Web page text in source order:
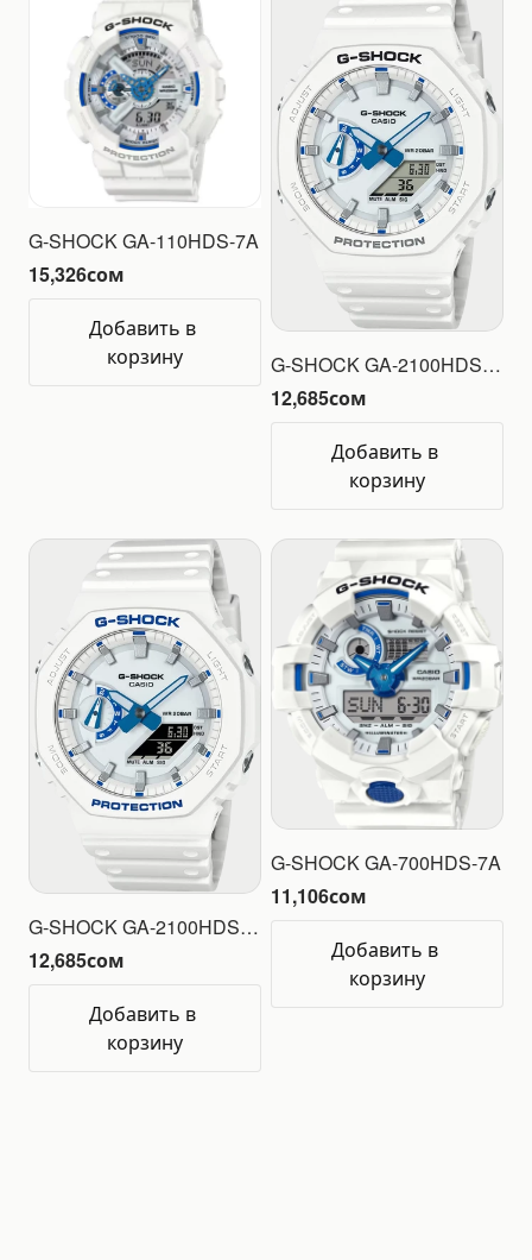
G-SHOCK GA-110HDS-7A
15,326сом
Добавить в
корзину
G-SHOCK GA-2100HDS-7A
12,685сом
Добавить в
корзину
G-SHOCK GA-2100HDS-7A1
12,685сом
Добавить в
корзину
G-SHOCK GA-700HDS-7A
11,106сом
Добавить в
корзину